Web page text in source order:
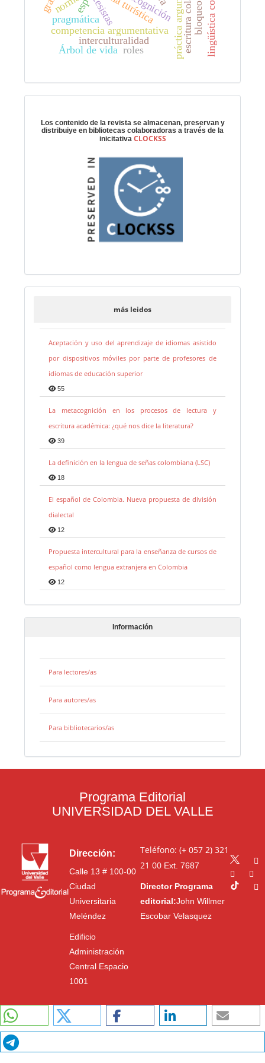
competencia argumentativa
tesistas
interculturalidad
Árbol de vida
pragmática
esp
roles
Los contenido de la revista se almacenan, preservan y
distribuiye en bibliotecas colaboradoras a través de la
inicitativa CLOCKSS
más leidos
Aceptación y uso del aprendizaje de idiomas asistido
por dispositivos móviles por parte de profesores de
idiomas de educación superior
55
La metacognición en los procesos de lectura y
escritura académica: ¿qué nos dice la literatura?
39
La definición en la lengua de señas colombiana (LSC)
18
El español de Colombia. Nueva propuesta de división
dialectal
12
Propuesta intercultural para la enseñanza de cursos de
español como lengua extranjera en Colombia
12
Información
Para lectores/as
Para autores/as
Para bibliotecarios/as
Programa Editorial
UNIVERSIDAD DEL VALLE
Dirección:
Calle 13 # 100-00
Ciudad
Universitaria
Meléndez
Edificio
Administración
Central Espacio
1001
Teléfono: (+ 057 2) 321
21 00Ext. 7687
Director Programa
editorial:John Willmer
Escobar Velasquez